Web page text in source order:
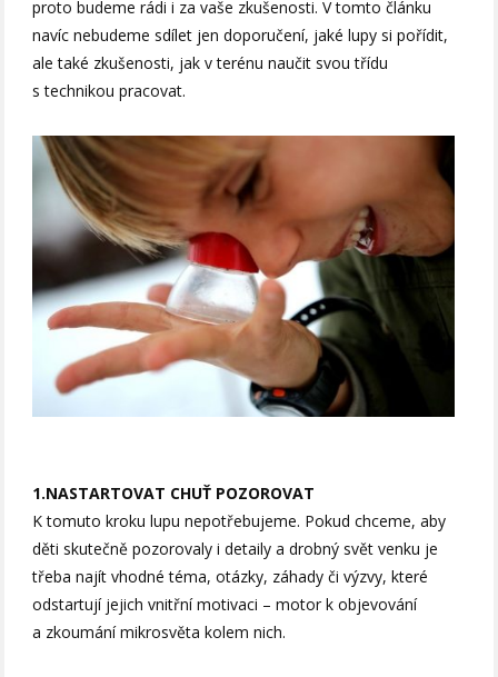
proto budeme rádi i za vaše zkušenosti. V tomto článku
navíc nebudeme sdílet jen doporučení, jaké lupy si pořídit,
ale také zkušenosti, jak v terénu naučit svou třídu
s technikou pracovat.
1.NASTARTOVAT CHUŤ POZOROVAT
K tomuto kroku lupu nepotřebujeme. Pokud chceme, aby
děti skutečně pozorovaly i detaily a drobný svět venku je
třeba najít vhodné téma, otázky, záhady či výzvy, které
odstartují jejich vnitřní motivaci – motor k objevování
a zkoumání mikrosvěta kolem nich.